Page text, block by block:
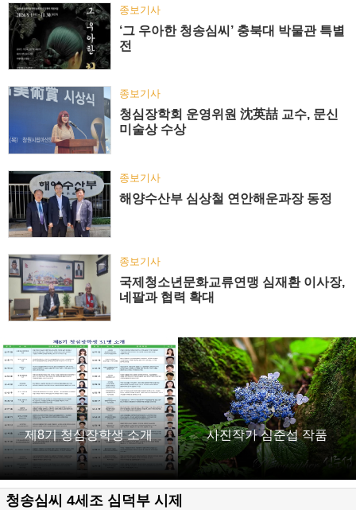
종보기사
‘그 우아한 청송심씨’ 충북대 박물관 특별
전
종보기사
청심장학회 운영위원 沈英喆 교수, 문신
미술상 수상
종보기사
해양수산부 심상철 연안해운과장 동정
종보기사
국제청소년문화교류연맹 심재환 이사장,
네팔과 협력 확대
제8기 청심장학생 소개 사진작가 심준섭 작품
청송심씨 4세조 심덕부 시제